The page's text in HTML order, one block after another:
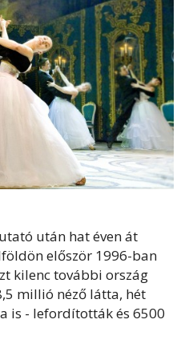
után hat éven át
először 1996-ban
kilenc további ország
millió néző látta, hét
is - lefordították és 6500